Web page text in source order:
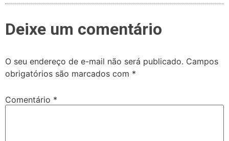
Deixe um comentário
O seu endereço de e-mail não será publicado. Campos
obrigatórios são marcados com *
Comentário *